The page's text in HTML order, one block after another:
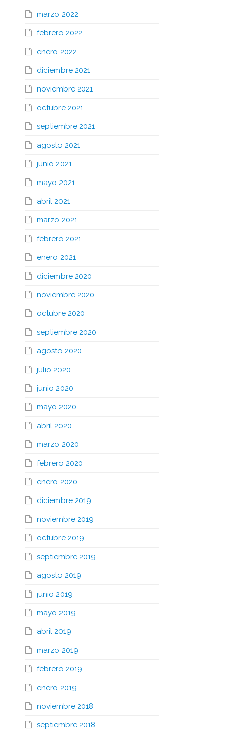
marzo 2022
febrero 2022
enero 2022
diciembre 2021
noviembre 2021
octubre 2021
septiembre 2021
agosto 2021
junio 2021
mayo 2021
abril 2021
marzo 2021
febrero 2021
enero 2021
diciembre 2020
noviembre 2020
octubre 2020
septiembre 2020
agosto 2020
julio 2020
junio 2020
mayo 2020
abril 2020
marzo 2020
febrero 2020
enero 2020
diciembre 2019
noviembre 2019
octubre 2019
septiembre 2019
agosto 2019
junio 2019
mayo 2019
abril 2019
marzo 2019
febrero 2019
enero 2019
noviembre 2018
septiembre 2018